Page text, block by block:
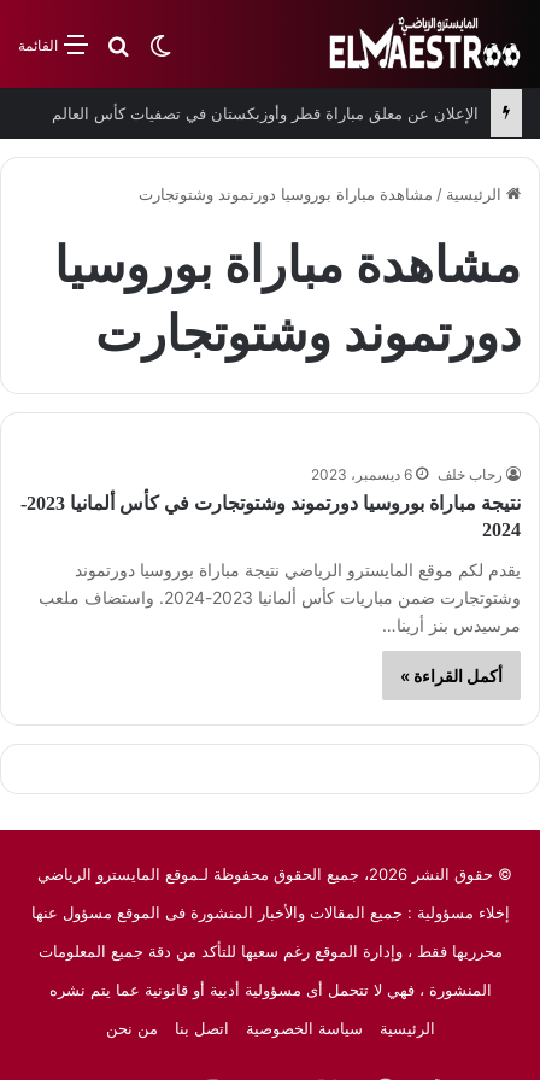
القائمةبحث عن
الوضع المظلم
الإعلان عن معلق مباراة قطر وأوزبكستان في تصفيات كأس العالم
الرئيسية / مشاهدة مباراة بوروسيا دورتموند وشتوتجارت
مشاهدة مباراة بوروسيا
دورتموند وشتوتجارت
رحاب خلف 6 ديسمبر، 2023
نتيجة مباراة بوروسيا دورتموند وشتوتجارت في كأس ألمانيا 2023-
2024
يقدم لكم موقع المايسترو الرياضي نتيجة مباراة بوروسيا دورتموند
وشتوتجارت ضمن مباريات كأس ألمانيا 2023-2024. واستضاف ملعب
مرسيدس بنز أرينا…
أكمل القراءة »
© حقوق النشر 2026، جميع الحقوق محفوظة لـموقع المايسترو الرياضي
إخلاء مسؤولية : جميع المقالات والأخبار المنشورة فى الموقع مسؤول عنها
محرريها فقط ، وإدارة الموقع رغم سعيها للتأكد من دقة جميع المعلومات
المنشورة ، فهي لا تتحمل أى مسؤولية أدبية أو قانونية عما يتم نشره
الرئيسية
سياسة الخصوصية اتصل بنا من نحن